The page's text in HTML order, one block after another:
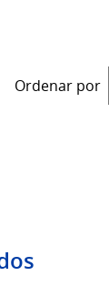
Ordenar por